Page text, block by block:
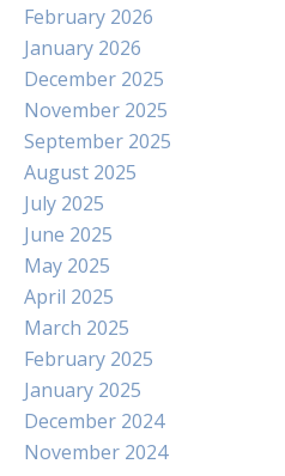
February 2026
January 2026
December 2025
November 2025
September 2025
August 2025
July 2025
June 2025
May 2025
April 2025
March 2025
February 2025
January 2025
December 2024
November 2024